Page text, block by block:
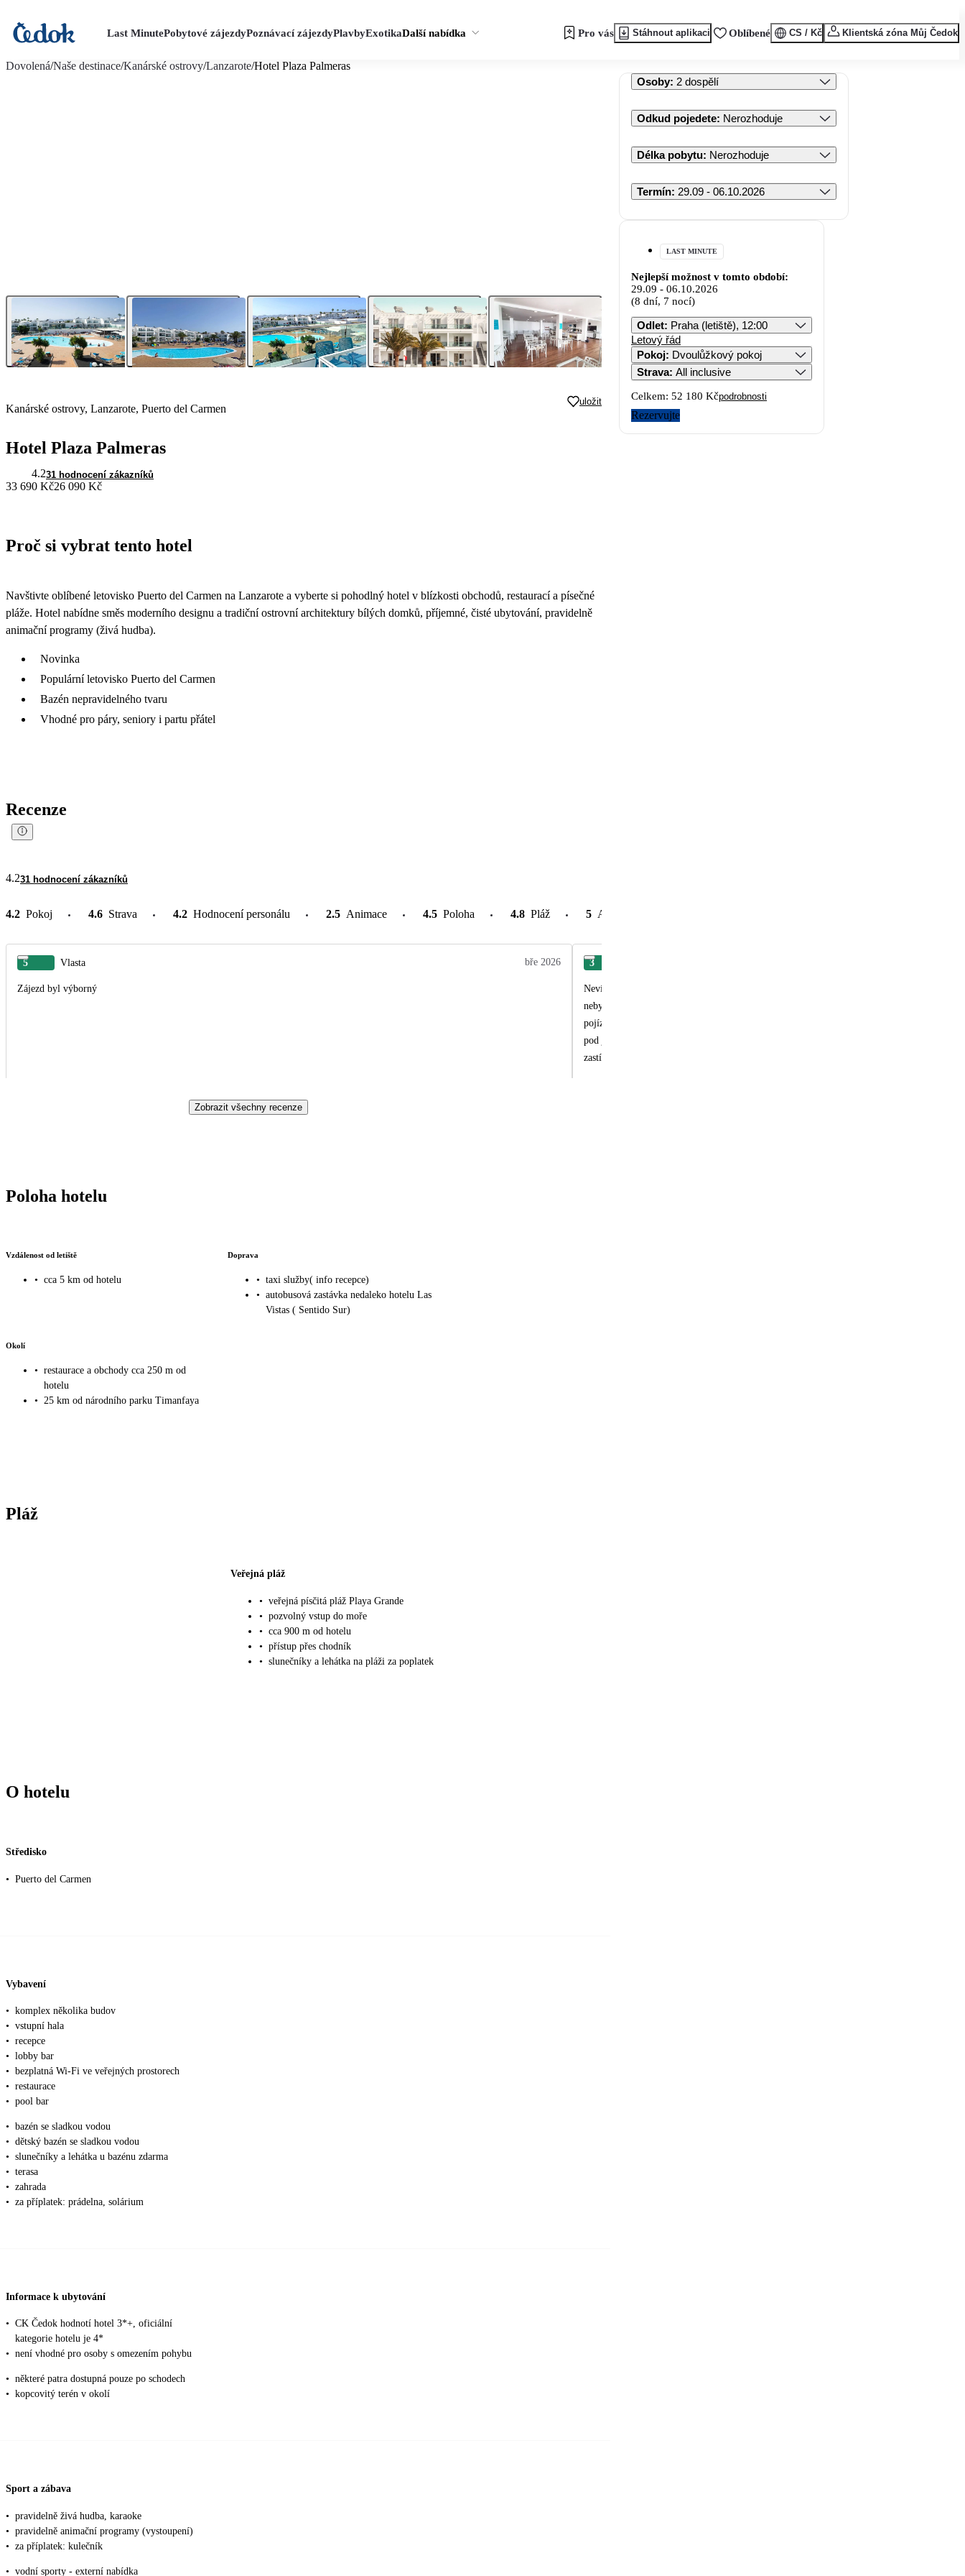
Last MinutePobytové zájezdyPoznávací zájezdyPlavbyExotikaDalší nabídka Pro vás Stáhnout aplikaci Oblíbené CS / Kč Klientská zóna Můj Čedok
Dovolená/Naše destinace/Kanárské ostrovy/Lanzarote/Hotel Plaza Palmeras
Kanárské ostrovy, Lanzarote, Puerto del Carmen
uložit
Hotel Plaza Palmeras
4.231 hodnocení zákazníků
33 690 Kč26 090 Kč
Proč si vybrat tento hotel
Navštivte oblíbené letovisko Puerto del Carmen na Lanzarote a vyberte si pohodlný hotel v blízkosti obchodů, restaurací a písečné
pláže. Hotel nabídne směs moderního designu a tradiční ostrovní architektury bílých domků, příjemné, čisté ubytování, pravidelně
animační programy (živá hudba).
Novinka
Populární letovisko Puerto del Carmen
Bazén nepravidelného tvaru
Vhodné pro páry, seniory i partu přátel
Recenze
4.231 hodnocení zákazníků
4.2 Pokoj 4.6 Strava 4.2 Hodnocení personálu 2.5 Animace 4.5 Poloha 4.8 Pláž 5 Atrakce v okolí
5 Vlasta bře 2026
Zájezd byl výborný
3
Nevím zda toto hodnocení někdo čte,ale vzhledem ke snížené ceně zájezdu "last minute"
nebyly,delegáta jsem nepotřeboval....ale jedna nepříjemnost byla.Při příletu na Lanzarote v
pojízdná stanoviště s dobře viditelným logem.Bohužel ,Čedok má na tomto místě pevný
pod jiným logem!! Logo Čedoku na tomto místě stálo na pultu u kterého se mačkalo cca
zastínili.Protože jsme vystupovali mezi posledními bylo velmi obtížné zásupce CK
Zobrazit všechny recenze
Poloha hotelu
Vzdálenost od letiště
• cca 5 km od hotelu
Doprava
• taxi služby( info recepce)
• autobusová zastávka nedaleko hotelu Las
Vistas ( Sentido Sur)
Okolí
• restaurace a obchody cca 250 m od
hotelu
• 25 km od národního parku Timanfaya
Pláž
Veřejná pláž
• veřejná písčitá pláž Playa Grande
• pozvolný vstup do moře
• cca 900 m od hotelu
• přístup přes chodník
• slunečníky a lehátka na pláži za poplatek
O hotelu
Středisko
• Puerto del Carmen
Vybavení
• komplex několika budov
• vstupní hala
• recepce
• lobby bar
• bezplatná Wi-Fi ve veřejných prostorech
• restaurace
• pool bar
• bazén se sladkou vodou
• dětský bazén se sladkou vodou
• slunečníky a lehátka u bazénu zdarma
• terasa
• zahrada
• za příplatek: prádelna, solárium
Informace k ubytování
• CK Čedok hodnotí hotel 3*+, oficiální
kategorie hotelu je 4*
• není vhodné pro osoby s omezením pohybu
• některé patra dostupná pouze po schodech
• kopcovitý terén v okolí
Sport a zábava
• pravidelně živá hudba, karaoke
• pravidelně animační programy (vystoupení)
• za příplatek: kulečník
• vodní sporty - externí nabídka
Osoby: 2 dospělí
Odkud pojedete: Nerozhoduje
Délka pobytu: Nerozhoduje
Termín: 29.09 - 06.10.2026
LAST MINUTE
Nejlepší možnost v tomto období:
29.09 - 06.10.2026
(8 dní, 7 nocí)
Odlet: Praha (letiště), 12:00
Letový řád
Pokoj: Dvoulůžkový pokoj
Strava: All inclusive
Celkem: 52 180 Kčpodrobnosti
Rezervujte